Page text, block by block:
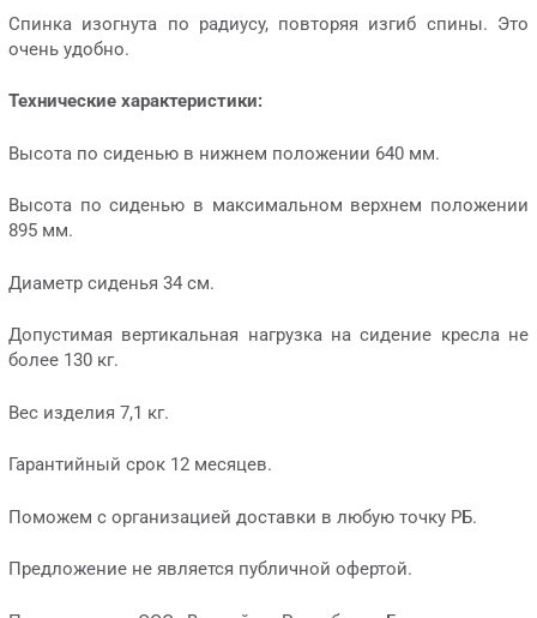
Спинка изогнута по радиусу, повторяя изгиб спины. Это
очень удобно.
Технические характеристики:
Высота по сиденью в нижнем положении 640 мм.
Высота по сиденью в максимальном верхнем положении
895 мм.
Диаметр сиденья 34 см.
Допустимая вертикальная нагрузка на сидение кресла не
более 130 кг.
Вес изделия 7,1 кг.
Гарантийный срок 12 месяцев.
Поможем с организацией доставки в любую точку РБ.
Предложение не является публичной офертой.